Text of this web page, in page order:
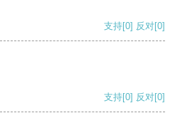
支持[0] 反对[0]
支持[0] 反对[0]